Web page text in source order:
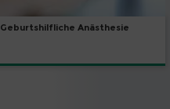
Geburtshilfliche Anästhesie